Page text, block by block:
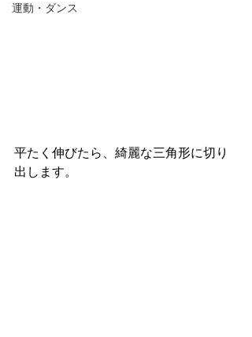
運動・ダンス
平たく伸びたら、綺麗な三角形に切り
出します。